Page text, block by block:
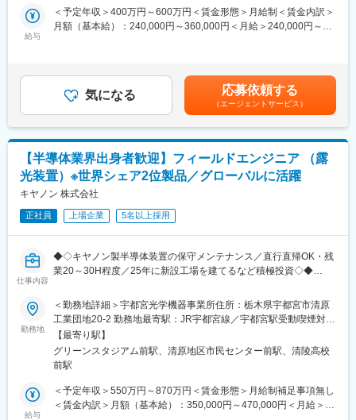
トレーニング施設にて、より実務に近い実践的な研修も受講可能
です。
変更の範囲：会社の定める業務
主として、人工透析装置の据付、試運転、メンテナンス、トラブ
ル対応、人工透析装置の使用説明などを行って頂きます。加え
透析装置（メンテナンス以外にもアプリケーションの使い方も説
明する）、透析通信システム 他
■教育体制：
※業界未経験の方もキャッチアップいただける環境がございます。
東京にて透析、生体、メカニックの基本を勉強（座学で3~4日）
その後静岡事業所（静岡県牧之原市静谷498-1）で2~3カ月くらい
作業の練習
※マンスリーマンションやホテルを企業にて用意します。
■就業環境：
・シフト勤務のため土日対応あり（月の半分以上※時期による）、
・クリニックが休みの時、修理メンテナンス、据え付け作業があ
ります。
・夜間の問い合わせ、トラブルなどについては365日対応のコー
ルセンターにて対応を行っています。
(なお、トラブル内容によってでコールセンターが対処できない場
対応は現状年に1回あるかないか程度です。)
・テレワーク一部導入（地方拠点など）
給与
＜予定年収＞400万円～600万円＜賃金形態＞月給制＜賃金内訳＞
月額（基本給）：240,000円～360,000円＜月給＞240,000円～
金はあくまでも目安の金額であり、選考を通じて上下する可能性
があります。月給(月額)は固定手当を含めた表記です。
気になる 応募依頼する
（エージェントサービス）
【半導体業界出身者歓迎】フィールドエンジニア （露
光装置）※世界シェア2位製品／グローバルに活躍
キヤノン 株式会社
正社員 上場企業 5名以上採用
仕事内容
◆◇キヤノン製半導体装置の保守メンテナンス／直行直帰OK・残
業20～30H程度／25年に新設工場を建てるなど積極投資◇◆
■求人のポイント
海外展開が多く、世界シェア2位（シェア率34％）製品に携われ
ます。クリーンルームでのメンテナンスにつき環境は整っており
ます。また微細、繊細な装置につき保全の技術力も身に着けられ
ます。
■職務概要
キヤノン製半導体露光装置の保守メンテナンス、トラブル対応、
勤務地
＜勤務地詳細＞宇都宮光学機器事業所住所：栃木県宇都宮市清原
工業団地20-2 勤務地最寄駅：JR宇都宮線／宇都宮駅受動喫煙対
策：屋内全面禁煙変更の範囲：会社の定める事業所
【最寄り駅】
グリーンスタジアム前駅、清原地区市民センター前駅、清陵高校
前駅
給与
＜予定年収＞550万円～870万円＜賃金形態＞月給制補足事項無し
＜賃金内訳＞月額（基本給）：350,000円～470,000円＜月給＞